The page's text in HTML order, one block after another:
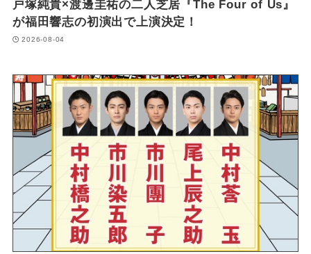
戸塚純貴×渡邊圭祐の二人芝居『The Four of Us』
が福田響志の初演出で上演決定！
2026-08-04